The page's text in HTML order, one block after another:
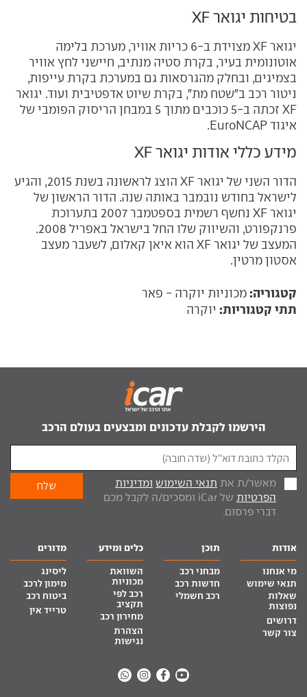
בטיחות יגואר XF
יגואר XF מצוידת ב-6 כריות אוויר, מערכת בלימה
אוטונומית בעיר, בקרת סטיה מנתיב, חיישני לחץ אוויר
בצמיגים, ובחלק מהגרסאות גם במערכת בקרת עייפות,
ניטור רכב ב"שטח מת", בקרת שיוט אדפטיבית ועוד. יגואר
XF זכתה ב-5 כוכבים מתוך 5 במבחן הריסוק הפומבי של
איגוד EuroNCAP.
מידע כללי אודות יגואר XF
הדור השני של יגואר XF הוצג לראשונה בשנת 2015, והגיע
לישראל בחודש נובמבר באותה שנה. הדור הראשון של
יגואר XF נחשף רשמית בספטמבר 2007 בתערוכת
פרנקפורט, והשיווק שלו החל בישראל באפריל 2008.
המעצב של יגואר XF הוא איאן קאלום, לשעבר מעצב
אסטון מרטין.
קטגוריה: מכוניות יוקרה - פאר
תתי קטגוריות: יוקרה
הירשמו לקבלת עדכונים ומבצעים בעולם הרכב
מאשר/ת את תנאי השימוש ומדיניות
הפרטיות
של iCar ומסכים/ה לקבל מכם
דברי פרסום.
אודות
מי אנחנו
תנאי שימוש
שאלות
נפוצות
דרושים
צור קשר
תוכן
מבחני רכב
חדשות רכב
רכב חשמלי
כלים ומידע
השוואת
מכוניות
רכב לפי
תקציב
מחירון רכב
הצהרת
נגישות
מדורים
ליסינג
מימון לרכב
ביטוח רכב
טרייד אין